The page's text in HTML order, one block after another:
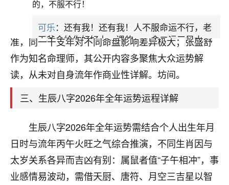
年行业趋势的常规分析，非其本人预测结论。需强
调：紫微斗数流年分析须以个人出生时辰排盘为
准，同一干支年对不同命盘影响差异极大；张盛舒
作为知名命理师，其公开内容多聚焦大众运势解
读，从未对自身流年作商业性详解。坊间。
三、生辰八字2026年全年运势运程详解
生辰八字2026年全年运势需结合个人出生年月
日时与流年丙午火旺之气综合推演，不同生肖因与
太岁关系各异而吉凶有别：属鼠者值“子午相冲”，事
业感情易波动，需借天厨、唐符、月空三吉星以智
的，不服不行！
可乐：还有我！还有我！人不服命运不行，老
天爷会给你好好上一课的。一命二运三风水，
哪样不服都不行！
平安是福：我也是每年找老师化太岁，看年
卦，认识老师3年了，都是缘分啊！
17分钟前 来自湖北
心若莲花
我是做餐饮的，这两年，生意屡屡受挫，店开一家关
一家，要么生意不好，生意好的就出事。前些年攒的
家底快败光了，真是倒霉！我也想找人看看到底怎么
回事？